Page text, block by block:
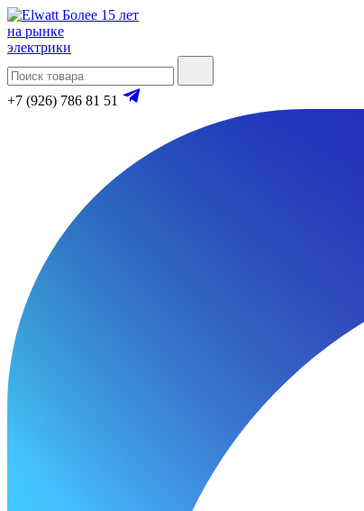
Более 15 лет
на рынке
электрики
+7 (926) 786 81 51